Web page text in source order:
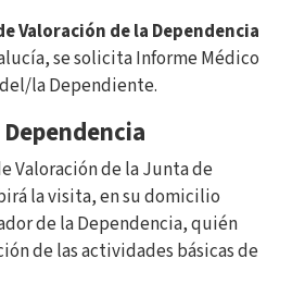
Valoración de la Dependencia
se solicita Informe Médico
la Dependiente.
Valoración de la Junta de
la visita, en su domicilio
de la Dependencia, quién
de las actividades básicas de